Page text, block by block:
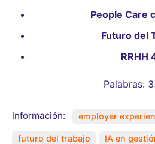
People Care
Futuro del
RRHH
Palabras:
Información: employer
futuro del trabajo IA en